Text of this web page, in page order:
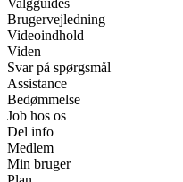
Valgguides
Brugervejledning
Videoindhold
Viden
Svar på spørgsmål
Assistance
Bedømmelse
Job hos os
Del info
Medlem
Min bruger